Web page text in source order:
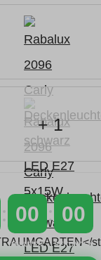
+ 1
00
MINUTEN
00
SEKUNDEN